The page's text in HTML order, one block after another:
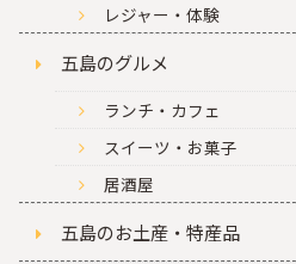
レジャー・体験
五島のグルメ
ランチ・カフェ
スイーツ・お菓子
居酒屋
五島のお土産・特産品